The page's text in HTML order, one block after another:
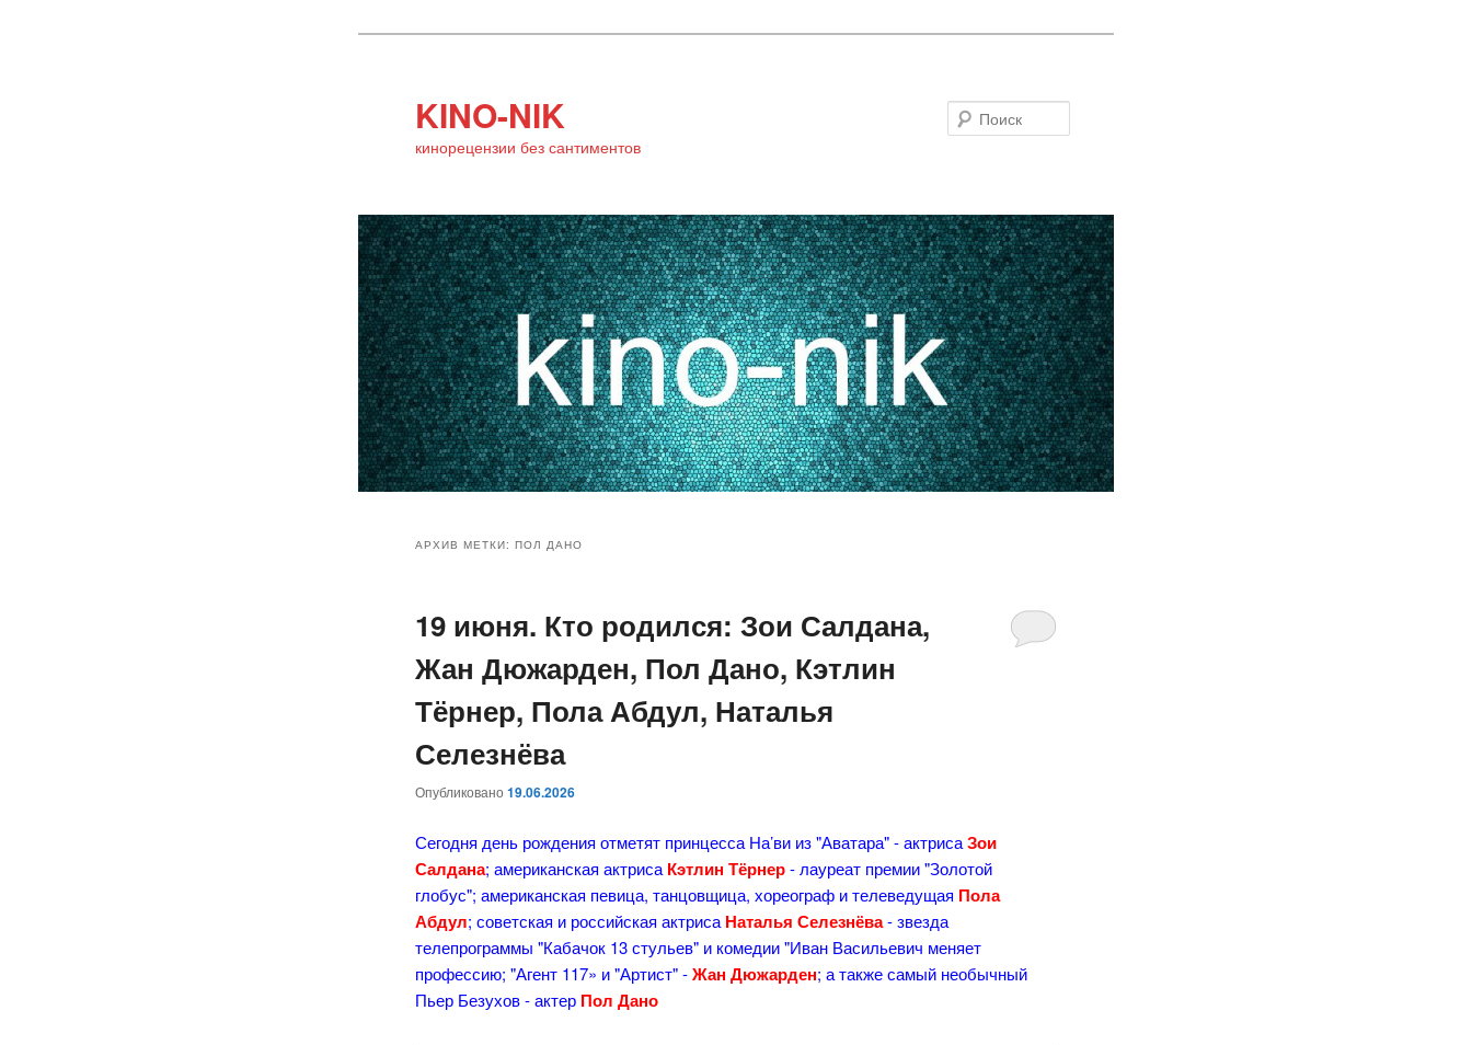
KINO-NIK
кинорецензии без сантиментов
основному
содержимому
дополнительному
содержимому
АРХИВ МЕТКИ:ПОЛ ДАНО
19 июня. Кто родился: Зои Салдана,
Жан Дюжарден, Пол Дано, Кэтлин
Тёрнер, Пола Абдул, Наталья
Селезнёва
Опубликовано19.06.2026
Сегодня день рождения отметят принцесса На’ви из "Аватара" - актрисаЗои
Салдана; американская актриса Кэтлин Тёрнер- лауреат премии "Золотой
глобус"; американская певица, танцовщица, хореограф и телеведущая Пола
Абдул; советская и российская актриса Наталья Селезнёва- звезда
телепрограммы "Кабачок 13 стульев" и комедии "Иван Васильевич меняет
профессию; "Агент 117» и "Артист" -Жан Дюжарден; а также самый необычный
Пьер Безухов - актер Пол Дано